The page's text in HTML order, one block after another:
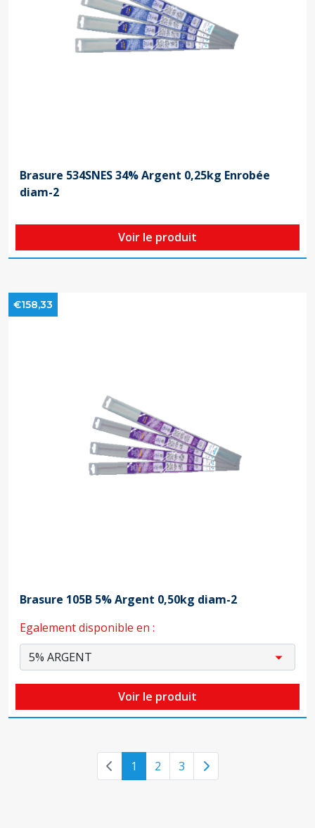
Brasure 534SNES 34% Argent 0,25kg Enrobée
diam-2
Voir le produit
€158,33
Brasure 105B 5% Argent 0,50kg diam-2
Egalement disponible en :
Voir le produit
Previous page
1 2 3 Next page